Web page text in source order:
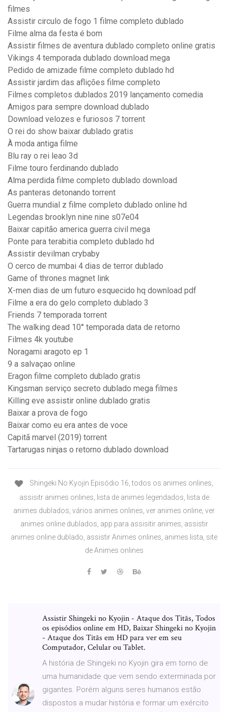
filmes
Assistir circulo de fogo 1 filme completo dublado
Filme alma da festa é bom
Assistir filmes de aventura dublado completo online gratis
Vikings 4 temporada dublado download mega
Pedido de amizade filme completo dublado hd
Assistir jardim das aflições filme completo
Filmes completos dublados 2019 lançamento comedia
Amigos para sempre download dublado
Download velozes e furiosos 7 torrent
O rei do show baixar dublado gratis
À moda antiga filme
Blu ray o rei leao 3d
Filme touro ferdinando dublado
Alma perdida filme completo dublado download
As panteras detonando torrent
Guerra mundial z filme completo dublado online hd
Legendas brooklyn nine nine s07e04
Baixar capitão america guerra civil mega
Ponte para terabitia completo dublado hd
Assistir devilman crybaby
O cerco de mumbai 4 dias de terror dublado
Game of thrones magnet link
X-men dias de um futuro esquecido hq download pdf
Filme a era do gelo completo dublado 3
Friends 7 temporada torrent
The walking dead 10° temporada data de retorno
Filmes 4k youtube
Noragami aragoto ep 1
9 a salvaçao online
Eragon filme completo dublado gratis
Kingsman serviço secreto dublado mega filmes
Killing eve assistir online dublado gratis
Baixar a prova de fogo
Baixar como eu era antes de voce
Capitã marvel (2019) torrent
Tartarugas ninjas o retorno dublado download
Shingeki No Kyojin Episódio 16, todos os animes onlines,
assisitr animes onlines, lista de animes legendados, lista de
animes dublados, vários animes onlines, ver animes online, ver
animes online dublados, app para assisitir animes, assistir
animes online dublado, assistir Animes onlines, animes lista, site
de Animes onlines
Assistir Shingeki no Kyojin - Ataque dos Titãs, Todos
os episódios online em HD, Baixar Shingeki no Kyojin
- Ataque dos Titãs em HD para ver em seu
Computador, Celular ou Tablet.
A história de Shingeki no Kyojin gira em torno de
uma humanidade que vem sendo exterminada por
gigantes. Porém alguns seres humanos estão
dispostos a mudar história e formar um exército